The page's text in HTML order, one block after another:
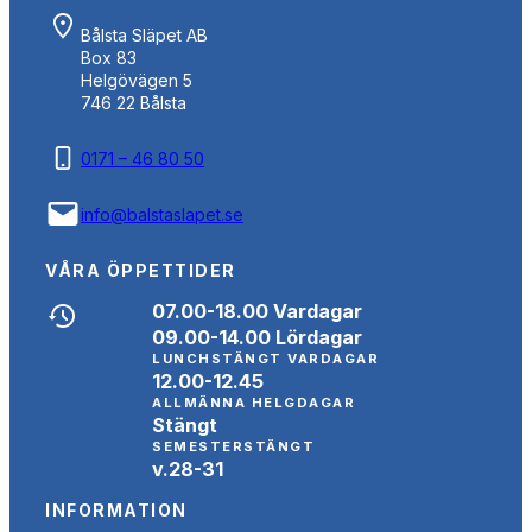
Bålsta Släpet AB
Box 83
Helgövägen 5
746 22 Bålsta
0171 – 46 80 50
info@balstaslapet.se
VÅRA ÖPPETTIDER
07.00-18.00 Vardagar
09.00-14.00 Lördagar
LUNCHSTÄNGT VARDAGAR
12.00-12.45
ALLMÄNNA HELGDAGAR
Stängt
SEMESTERSTÄNGT
v.28-31
INFORMATION